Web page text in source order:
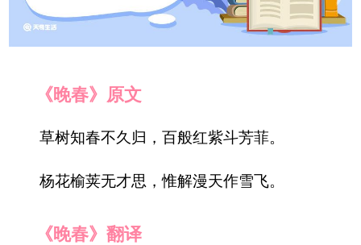
《晚春》原文
草树知春不久归，百般红紫斗芳菲。
杨花榆荚无才思，惟解漫天作雪飞。
《晚春》翻译